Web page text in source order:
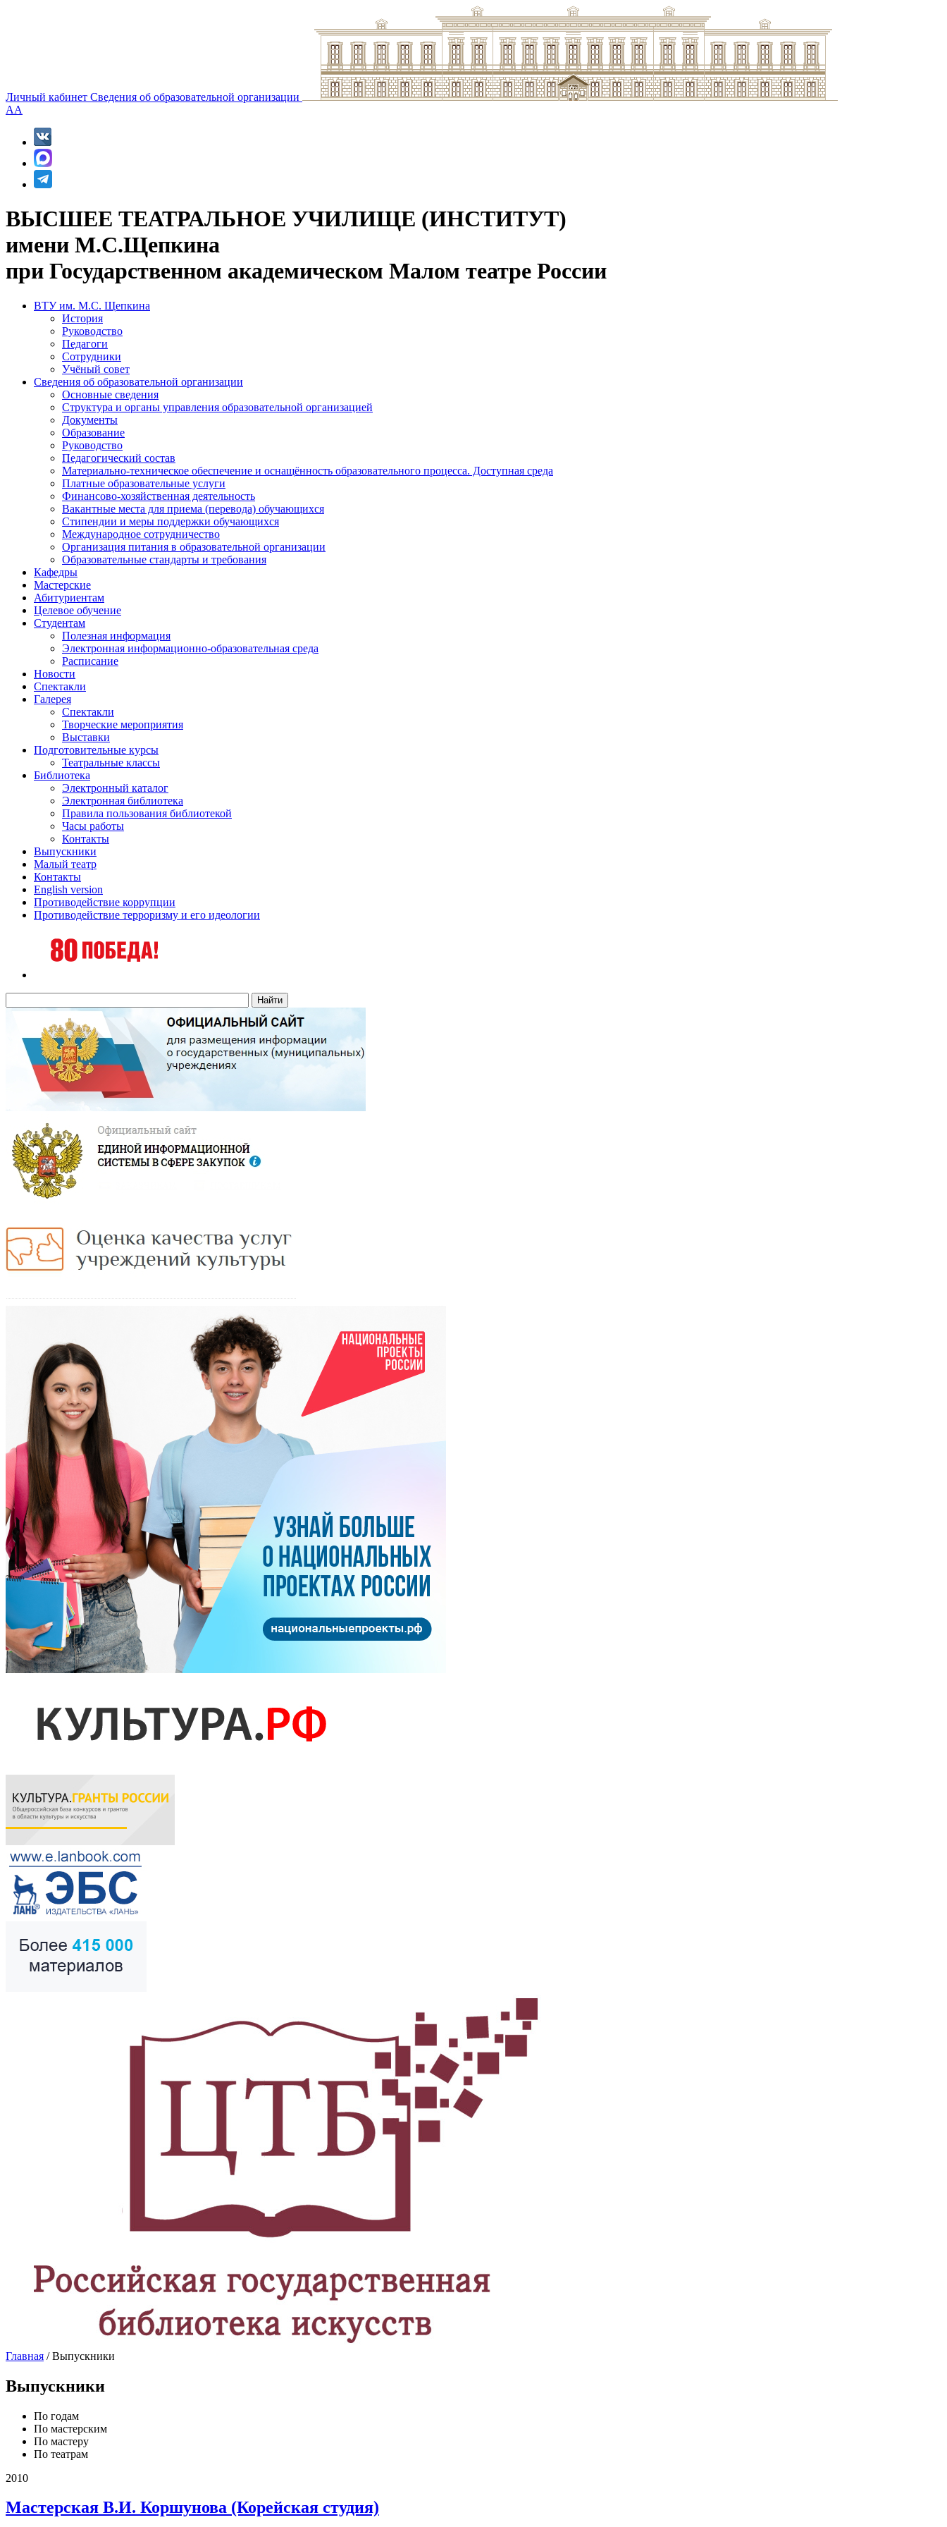
Личный кабинет Сведения об образовательной организации
AA
ВЫСШЕЕ ТЕАТРАЛЬНОЕ УЧИЛИЩЕ (ИНСТИТУТ)
имени М.С.Щепкина
при Государственном академическом Малом театре России
ВТУ им. М.С. Щепкина
История
Руководство
Педагоги
Сотрудники
Учёный совет
Сведения об образовательной организации
Основные сведения
Структура и органы управления образовательной организацией
Документы
Образование
Руководство
Педагогический состав
Материально-техническое обеспечение и оснащённость образовательного процесса. Доступная среда
Платные образовательные услуги
Финансово-хозяйственная деятельность
Вакантные места для приема (перевода) обучающихся
Стипендии и меры поддержки обучающихся
Международное сотрудничество
Организация питания в образовательной организации
Образовательные стандарты и требования
Кафедры
Мастерские
Абитуриентам
Целевое обучение
Студентам
Полезная информация
Электронная информационно-образовательная среда
Расписание
Новости
Спектакли
Галерея
Спектакли
Творческие мероприятия
Выставки
Подготовительные курсы
Театральные классы
Библиотека
Электронный каталог
Электронная библиотека
Правила пользования библиотекой
Часы работы
Контакты
Выпускники
Малый театр
Контакты
English version
Противодействие коррупции
Противодействие терроризму и его идеологии
Главная / Выпускники
Выпускники
По годам
По мастерcким
По мастеру
По театрам
2010
Мастерская В.И. Коршунова (Корейская студия)